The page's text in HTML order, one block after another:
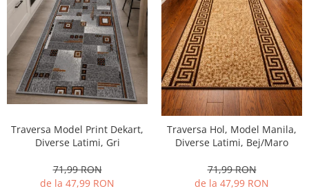
Traversa Model Print Dekart,
Diverse Latimi, Gri
71,99 RON
de la 47,99 RON
Traversa Hol, Model Manila,
Diverse Latimi, Bej/Maro
71,99 RON
de la 47,99 RON